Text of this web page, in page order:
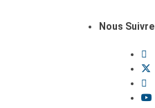
Nous Suivre